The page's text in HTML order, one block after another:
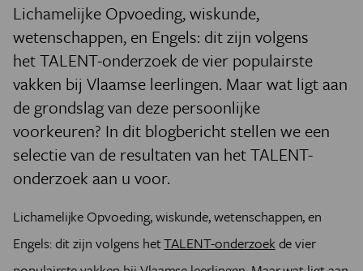
Lichamelijke Opvoeding, wiskunde,
wetenschappen, en Engels: dit zijn volgens
hetTALENT-onderzoek de vier populairste
vakken bij Vlaamse leerlingen. Maar wat ligt aan
de grondslag van deze persoonlijke
voorkeuren? In dit blogbericht stellen we een
selectie van de resultaten van het TALENT-
onderzoek aan u voor.
Lichamelijke Opvoeding, wiskunde, wetenschappen, en
Engels: dit zijn volgens hetTALENT-onderzoekde vier